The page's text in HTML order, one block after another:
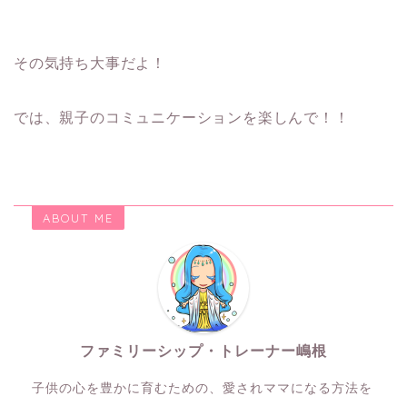
その気持ち大事だよ！
では、親子のコミュニケーションを楽しんで！！
ABOUT ME
ファミリーシップ・トレーナー嶋根
子供の心を豊かに育むための、愛されママになる方法を